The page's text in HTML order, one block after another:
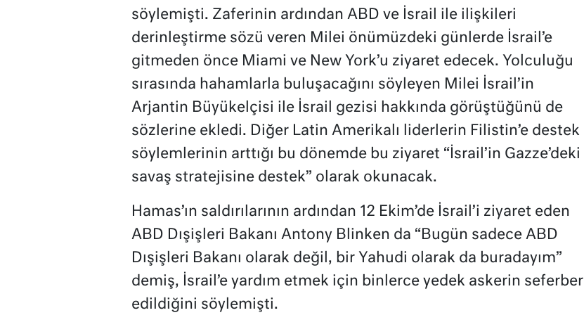
söylemişti. Zaferinin ardından ABD ve İsrail ile ilişkileri
derinleştirme sözü veren Milei önümüzdeki günlerde İsrail’e
gitmeden önce Miami ve New York’u ziyaret edecek. Yolculuğu
sırasında hahamlarla buluşacağını söyleyen Milei İsrail’in
Arjantin Büyükelçisi ile İsrail gezisi hakkında görüştüğünü de
sözlerine ekledi. Diğer Latin Amerikalı liderlerin Filistin’e destek
söylemlerinin arttığı bu dönemde bu ziyaret “İsrail’in Gazze’deki
savaş stratejisine destek” olarak okunacak.
Hamas’ın saldırılarının ardından 12 Ekim’de İsrail’i ziyaret eden
ABD Dışişleri Bakanı Antony Blinken da “Bugün sadece ABD
Dışişleri Bakanı olarak değil, bir Yahudi olarak da buradayım”
demiş, İsrail’e yardım etmek için binlerce yedek askerin seferber
edildiğini söylemişti.